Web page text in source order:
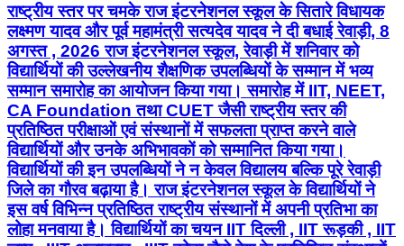
राष्ट्रीय स्तर पर चमके राज इंटरनेशनल स्कूल के सितारे विधायक
लक्ष्मण यादव और पूर्व महामंत्री सत्यदेव यादव ने दी बधाई रेवाड़ी, 8
अगस्त , 2026 राज इंटरनेशनल स्कूल, रेवाड़ी में शनिवार को
विद्यार्थियों की उल्लेखनीय शैक्षणिक उपलब्धियों के सम्मान में भव्य
सम्मान समारोह का आयोजन किया गया। समारोह में IIT, NEET,
CA Foundation तथा CUET जैसी राष्ट्रीय स्तर की
प्रतिष्ठित परीक्षाओं एवं संस्थानों में सफलता प्राप्त करने वाले
विद्यार्थियों और उनके अभिभावकों को सम्मानित किया गया।
विद्यार्थियों की इन उपलब्धियों ने न केवल विद्यालय बल्कि पूरे रेवाड़ी
जिले का गौरव बढ़ाया है। राज इंटरनेशनल स्कूल के विद्यार्थियों ने
इस वर्ष विभिन्न प्रतिष्ठित राष्ट्रीय संस्थानों में अपनी प्रतिभा का
लोहा मनवाया है। विद्यार्थियों का चयन IIT दिल्ली , IIT रूड़की , IIT